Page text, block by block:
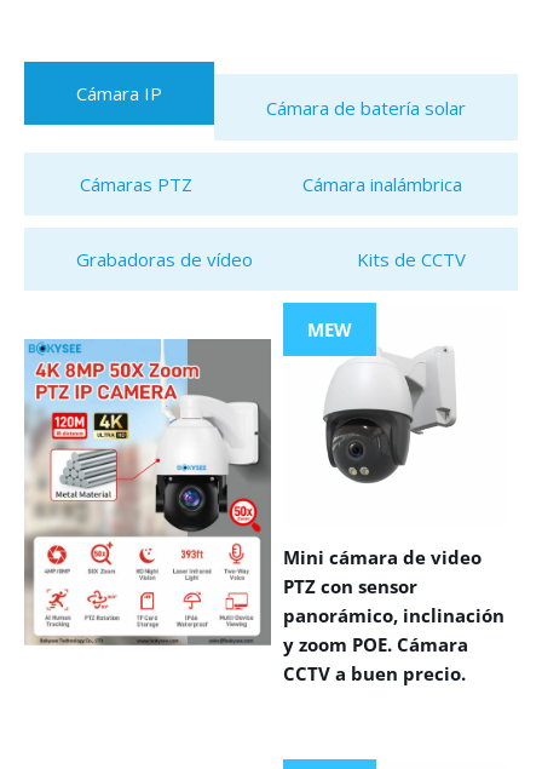
Cámara IP
Cámara de batería solar
Cámaras PTZ Cámara inalámbrica
Grabadoras de vídeo Kits de CCTV
MEW
Mini cámara de video
PTZ con sensor
panorámico, inclinación
y zoom POE. Cámara
CCTV a buen precio.